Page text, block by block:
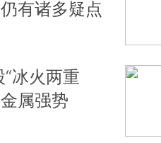
有诸多疑点
“冰火两重
属强势